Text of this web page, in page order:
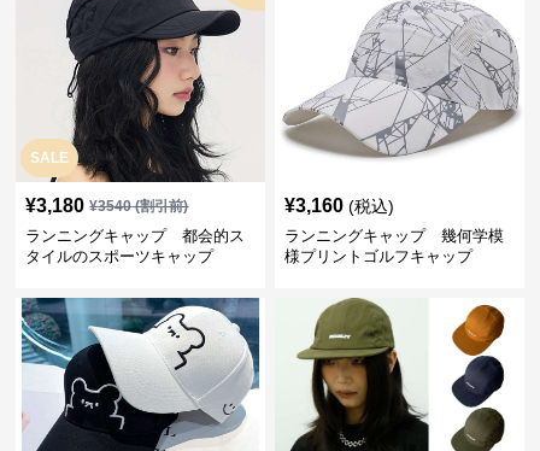
SALE
¥3,180 ¥3540(割引前)
ランニングキャップ 都会的ス
タイルのスポーツキャップ
¥3,160 (税込)
ランニングキャップ 幾何学模
様プリントゴルフキャップ